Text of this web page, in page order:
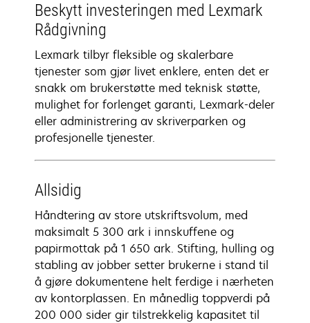
Beskytt investeringen med Lexmark
Rådgivning
Lexmark tilbyr fleksible og skalerbare
tjenester som gjør livet enklere, enten det er
snakk om brukerstøtte med teknisk støtte,
mulighet for forlenget garanti, Lexmark-deler
eller administrering av skriverparken og
profesjonelle tjenester.
Allsidig
Håndtering av store utskriftsvolum, med
maksimalt 5 300 ark i innskuffene og
papirmottak på 1 650 ark. Stifting, hulling og
stabling av jobber setter brukerne i stand til
å gjøre dokumentene helt ferdige i nærheten
av kontorplassen. En månedlig toppverdi på
200 000 sider gir tilstrekkelig kapasitet til